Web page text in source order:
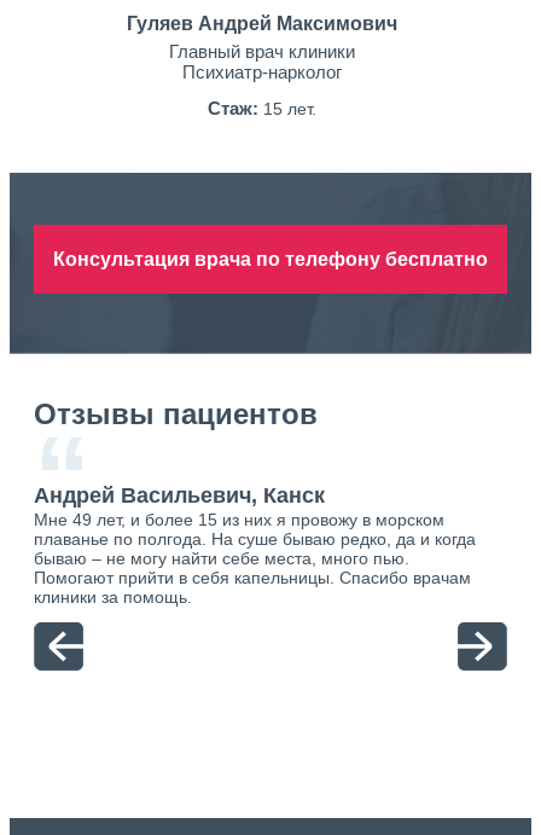
Гуляев Андрей Максимович
Главный врач клиники
Психиатр-нарколог
Стаж: 15 лет.
Консультация врача по телефону бесплатно
Отзывы пациентов
“
Андрей Васильевич, Канск
Мне 49 лет, и более 15 из них я провожу в морском
плаванье по полгода. На суше бываю редко, да и когда
бываю – не могу найти себе места, много пью.
Помогают прийти в себя капельницы. Спасибо врачам
клиники за помощь.